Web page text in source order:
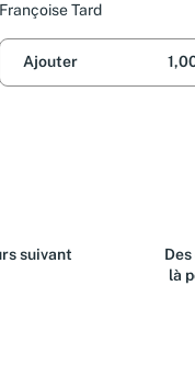
Françoise Tard
Ajouter
suivant
là